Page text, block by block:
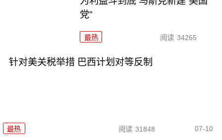
党”
最热 阅读 34265
针对美关税举措 巴西计划对等反制
最热 阅读 31848 07-10